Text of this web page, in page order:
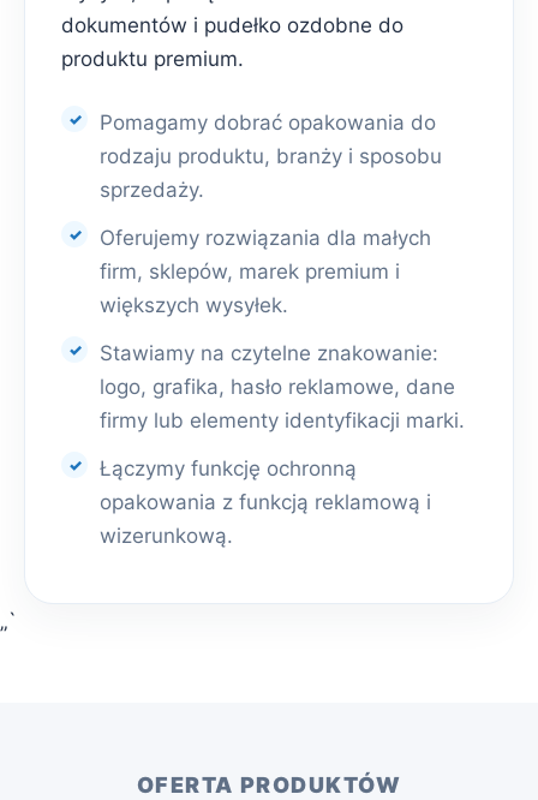
dokumentów i pudełko ozdobne do
produktu premium.
Pomagamy dobrać opakowania do
rodzaju produktu, branży i sposobu
sprzedaży.
Oferujemy rozwiązania dla małych
firm, sklepów, marek premium i
większych wysyłek.
Stawiamy na czytelne znakowanie:
logo, grafika, hasło reklamowe, dane
firmy lub elementy identyfikacji marki.
Łączymy funkcję ochronną
opakowania z funkcją reklamową i
wizerunkową.
„`
OFERTA PRODUKTÓW